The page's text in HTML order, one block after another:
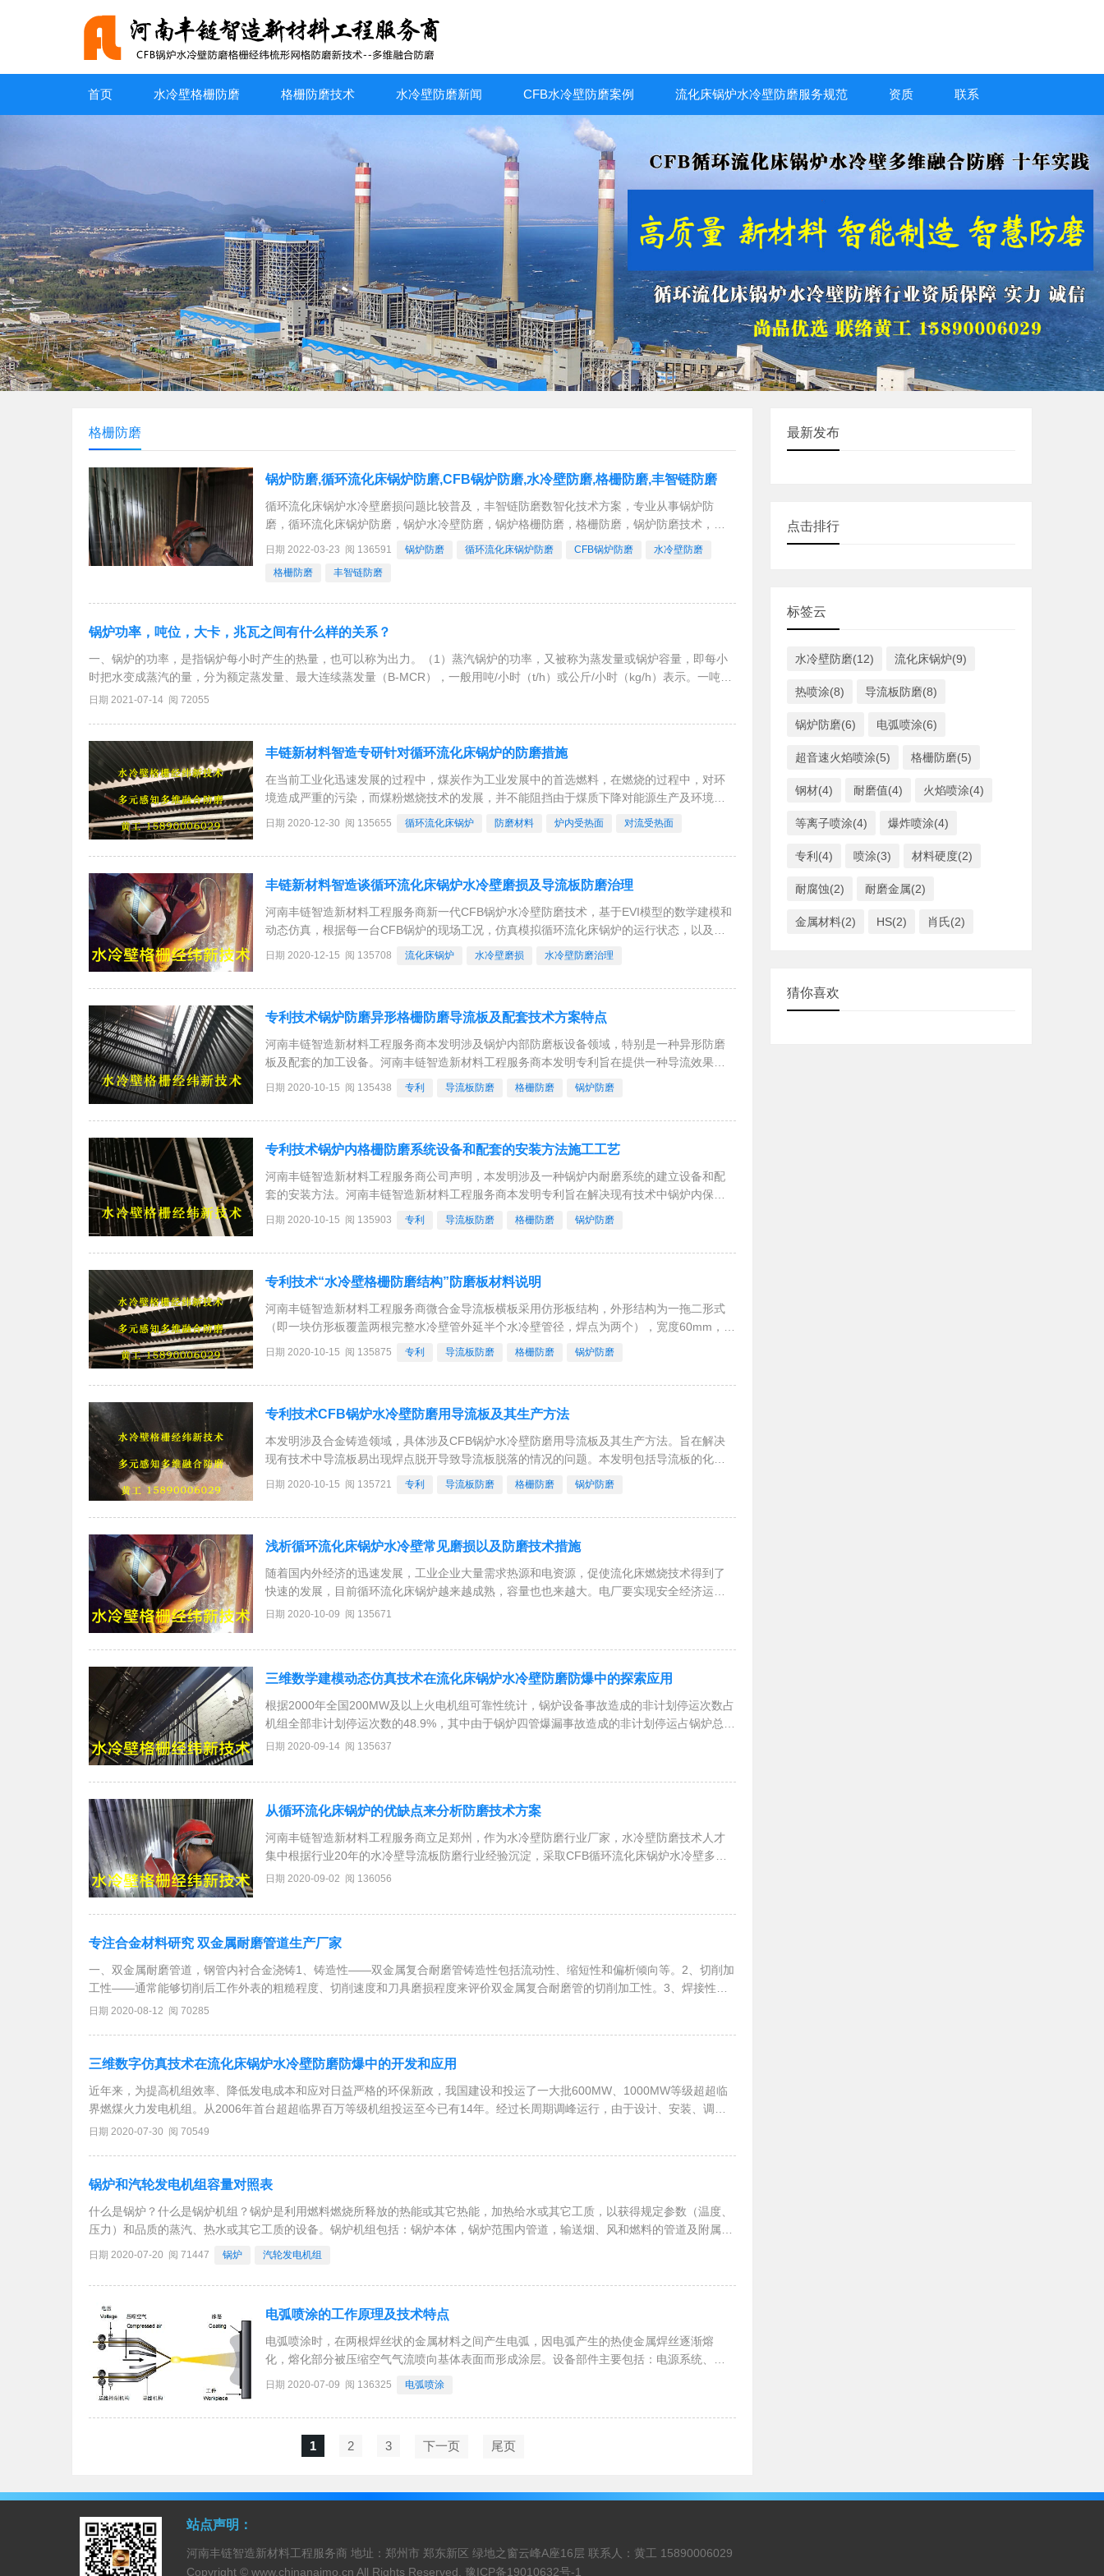
首页 水冷壁格栅防磨 格栅防磨技术 水冷壁防磨新闻 CFB水冷壁防磨案例 流化床锅炉水冷壁防磨服务规范 资质 联系
格栅防磨
锅炉防磨,循环流化床锅炉防磨,CFB锅炉防磨,水冷壁防磨,格栅防磨,丰智链防磨
循环流化床锅炉水冷壁磨损问题比较普及，丰智链防磨数智化技术方案，专业从事锅炉防
磨，循环流化床锅炉防磨，锅炉水冷壁防磨，锅炉格栅防磨，格栅防磨，锅炉防磨技术，
CFB锅炉防磨，CFB锅炉水冷壁防磨，循环流化床锅炉水冷壁防磨，水冷壁防磨，循环流化
日期 2022-03-23 阅 136591 锅炉防磨 循环流化床锅炉防磨 CFB锅炉防磨
水冷壁防磨
格栅防磨
丰智链防磨
锅炉功率，吨位，大卡，兆瓦之间有什么样的关系？
一、锅炉的功率，是指锅炉每小时产生的热量，也可以称为出力。（1）蒸汽锅炉的功率，又被称为蒸发量或锅炉容量，即每小
时把水变成蒸汽的量，分为额定蒸发量、最大连续蒸发量（B-MCR），一般用吨/小时（t/h）或公斤/小时（kg/h）表示。一吨的
蒸汽锅炉，就是每小时能把一吨水变成水蒸气。1t/h=1000k
日期 2021-07-14 阅 72055
丰链新材料智造专研针对循环流化床锅炉的防磨措施
在当前工业化迅速发展的过程中，煤炭作为工业发展中的首选燃料，在燃烧的过程中，对环
境造成严重的污染，而煤粉燃烧技术的发展，并不能阻挡由于煤质下降对能源生产及环境保
护所带来的越来越大的危害势头。因此，新一代的燃烧技术——具有高效低污染、煤种适应
日期 2020-12-30 阅 135655 ​循环流化床锅炉 防磨材料 炉内受热面 对流受热面
丰链新材料智造谈循环流化床锅炉水冷壁磨损及导流板防磨治理
河南丰链智造新材料工程服务商新一代CFB锅炉水冷壁防磨技术，基于EVI模型的数学建模和
动态仿真，根据每一台CFB锅炉的现场工况，仿真模拟循环流化床锅炉的运行状态，以及使
用了河南丰链智造新材料工程服务商防磨技术方案后的预期使用状态，让每一台CFB锅炉的
日期 2020-12-15 阅 135708 流化床锅炉 水冷壁磨损 水冷壁防磨治理
专利技术锅炉防磨异形格栅防磨导流板及配套技术方案特点
河南丰链智造新材料工程服务商本发明涉及锅炉内部防磨板设备领域，特别是一种异形防磨
板及配套的加工设备。河南丰链智造新材料工程服务商本发明专利旨在提供一种导流效果更
好的防磨板。河南丰链智造新材料工程服务商本发明包括至少两个相拼合的单元防磨板，单
日期 2020-10-15 阅 135438 专利 导流板防磨 格栅防磨 锅炉防磨
专利技术锅炉内格栅防磨系统设备和配套的安装方法施工工艺
河南丰链智造新材料工程服务商公司声明，本发明涉及一种锅炉内耐磨系统的建立设备和配
套的安装方法。河南丰链智造新材料工程服务商本发明专利旨在解决现有技术中锅炉内保护
冷凝壁的耐磨系统建立时间长，工作效率低的问题。河南丰链智造新材料工程服务商本发明
日期 2020-10-15 阅 135903 专利 导流板防磨 格栅防磨 锅炉防磨
专利技术“水冷壁格栅防磨结构”防磨板材料说明
河南丰链智造新材料工程服务商微合金导流板横板采用仿形板结构，外形结构为一拖二形式
（即一块仿形板覆盖两根完整水冷壁管外延半个水冷壁管径，焊点为两个），宽度60mm，防
磨板自身弧度水平卡在水冷壁管径上，凸出的部位焊在鳍片上；焊缝平直，充分释放焊接热
日期 2020-10-15 阅 135875 专利 导流板防磨 格栅防磨 锅炉防磨
专利技术CFB锅炉水冷壁防磨用导流板及其生产方法
本发明涉及合金铸造领域，具体涉及CFB锅炉水冷壁防磨用导流板及其生产方法。旨在解决
现有技术中导流板易出现焊点脱开导致导流板脱落的情况的问题。本发明包括导流板的化学
成分按重量百分比组成为：Cr21.0％～22.0％、Ni9.5％～10.0％、Mo0.80％～1.2％、
日期 2020-10-15 阅 135721 专利 导流板防磨 格栅防磨 锅炉防磨
浅析循环流化床锅炉水冷壁常见磨损以及防磨技术措施
随着国内外经济的迅速发展，工业企业大量需求热源和电资源，促使流化床燃烧技术得到了
快速的发展，目前循环流化床锅炉越来越成熟，容量也也来越大。电厂要实现安全经济运
行，决定于循环流化床锅炉的连续运行周期，其根本问题是提高锅炉设备的可靠性和可用
日期 2020-10-09 阅 135671
三维数学建模动态仿真技术在流化床锅炉水冷壁防磨防爆中的探索应用
根据2000年全国200MW及以上火电机组可靠性统计，锅炉设备事故造成的非计划停运次数占
机组全部非计划停运次数的48.9%，其中由于锅炉四管爆漏事故造成的非计划停运占锅炉总的
非停事故次数的60.5%。锅炉防磨防爆管理工作,直接关系到火力发电厂安全生产，因此锅炉
日期 2020-09-14 阅 135637
从循环流化床锅炉的优缺点来分析防磨技术方案
河南丰链智造新材料工程服务商立足郑州，作为水冷壁防磨行业厂家，水冷壁防磨技术人才
集中根据行业20年的水冷壁导流板防磨行业经验沉淀，采取CFB循环流化床锅炉水冷壁多复
合格珊经纬导流融合防磨，利用垂直水冷壁管排表面进行防磨处理，使CFB锅炉垂直水冷壁
日期 2020-09-02 阅 136056
专注合金材料研究 双金属耐磨管道生产厂家
一、双金属耐磨管道，钢管内衬合金浇铸1、铸造性——双金属复合耐磨管铸造性包括流动性、缩短性和偏析倾向等。2、切削加
工性——通常能够切削后工作外表的粗糙程度、切削速度和刀具磨损程度来评价双金属复合耐磨管的切削加工性。3、焊接性
——焊接性一般根据焊接时发生的裂纹敏感性和焊缝区力学功能的改变来判别双金属耐
日期 2020-08-12 阅 70285
三维数字仿真技术在流化床锅炉水冷壁防磨防爆中的开发和应用
近年来，为提高机组效率、降低发电成本和应对日益严格的环保新政，我国建设和投运了一大批600MW、1000MW等级超超临
界燃煤火力发电机组。从2006年首台超超临界百万等级机组投运至今已有14年。经过长周期调峰运行，由于设计、安装、调试
或燃用劣质煤种等问题，超超临界锅炉出现了很多以前未曾遇到的新难题，
日期 2020-07-30 阅 70549
锅炉和汽轮发电机组容量对照表
什么是锅炉？什么是锅炉机组？锅炉是利用燃料燃烧所释放的热能或其它热能，加热给水或其它工质，以获得规定参数（温度、
压力）和品质的蒸汽、热水或其它工质的设备。锅炉机组包括：锅炉本体，锅炉范围内管道，输送烟、风和燃料的管道及附属设
备，测量仪表和其它锅炉附属机械等。锅炉本体、辅机、bai电器（电控）三大机组
日期 2020-07-20 阅 71447 锅炉 汽轮发电机组
电弧喷涂的工作原理及技术特点
电弧喷涂时，在两根焊丝状的金属材料之间产生电弧，因电弧产生的热使金属焊丝逐渐熔
化，熔化部分被压缩空气气流喷向基体表面而形成涂层。设备部件主要包括：电源系统、导
线机构、送丝系统、压缩空气系统等，如图所示：电弧喷涂工作简图优点：设备较轻便，易
日期 2020-07-09 阅 136325 电弧喷涂
1 2 3 下一页 尾页
最新发布
点击排行
标签云
水冷壁防磨(12) 流化床锅炉(9)
热喷涂(8) 导流板防磨(8)
锅炉防磨(6) 电弧喷涂(6)
超音速火焰喷涂(5) 格栅防磨(5)
钢材(4) 耐磨值(4) 火焰喷涂(4)
等离子喷涂(4) 爆炸喷涂(4)
专利(4) 喷涂(3) 材料硬度(2)
耐腐蚀(2) 耐磨金属(2)
金属材料(2) HS(2) 肖氏(2)
猜你喜欢
站点声明：
河南丰链智造新材料工程服务商 地址：郑州市 郑东新区 绿地之窗云峰A座16层 联系人：黄工 15890006029
Copyright © www.chinanaimo.cn All Rights Reserved. 豫ICP备19010632号-1